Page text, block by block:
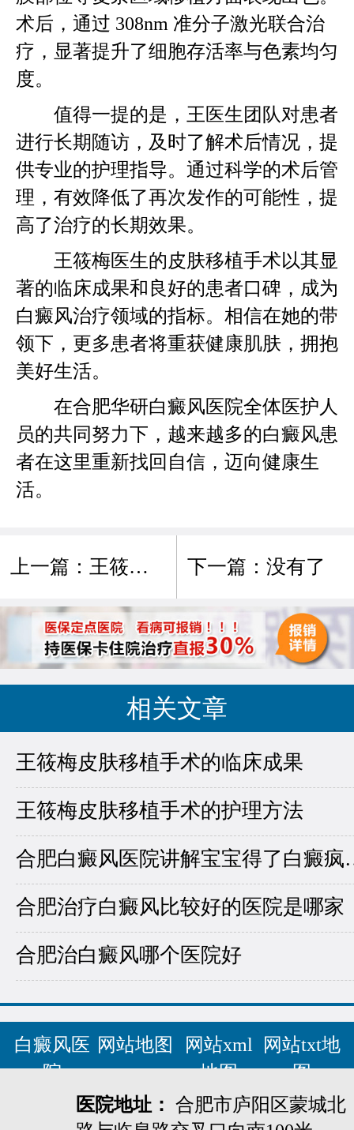
术后，通过 308nm 准分子激光联合治
疗，显著提升了细胞存活率与色素均匀
度。
值得一提的是，王医生团队对患者
进行长期随访，及时了解术后情况，提
供专业的护理指导。通过科学的术后管
理，有效降低了再次发作的可能性，提
高了治疗的长期效果。
王筱梅医生的皮肤移植手术以其显
著的临床成果和良好的患者口碑，成为
白癜风治疗领域的指标。相信在她的带
领下，更多患者将重获健康肌肤，拥抱
美好生活。
在合肥华研白癜风医院全体医护人
员的共同努力下，越来越多的白癜风患
者在这里重新找回自信，迈向健康生
活。
上一篇： 王筱梅皮肤移植手术的护理方法 下一篇：没有了
相关文章
王筱梅皮肤移植手术的临床成果
王筱梅皮肤移植手术的护理方法
合肥白癜
合肥治疗白癜风比较好的医院是哪家
合肥治白癜风哪个医院好
白癜风医
院
网站地图
网站xml
地图
网站txt地
图
医院地址： 合肥市庐阳区蒙城北